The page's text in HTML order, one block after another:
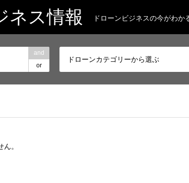
ネス情報 ドローンビジネスの今がわか
and
or
ドローンカテゴリーから選ぶ
。